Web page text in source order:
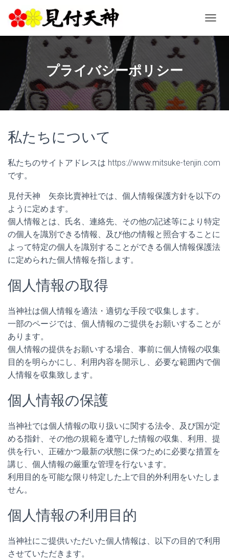
ビ
ゲ
ー
シ
ョ
ン
を
切
プライバシーポリシー
私たちについて
私たちのサイトアドレスは https://www.mitsuke-tenjin.com
です。
見付天神 矢奈比賣神社では、個人情報保護方針を以下の
ように定めます。
個人情報とは、氏名、連絡先、その他の記述等により特定
の個人を識別できる情報、及び他の情報と照合することに
よって特定の個人を識別することができる個人情報保護法
に定められた個人情報を指します。
個人情報の取得
当神社は個人情報を適法・適切な手段で収集します。
一部のページでは、個人情報のご提供をお願いすることが
あります。
個人情報の提供をお願いする場合、事前に個人情報の収集
目的を明らかにし、利用内容を開示し、必要な範囲内で個
人情報を収集致します。
個人情報の保護
当神社では個人情報の取り扱いに関する法令、及び国が定
める指針、その他の規範を遵守した情報の収集、利用、提
供を行い、正確かつ最新の状態に保つために必要な措置を
講じ、個人情報の厳重な管理を行ないます。
利用目的を可能な限り特定した上で目的外利用をいたしま
せん。
個人情報の利用目的
当神社にご提供いただいた個人情報は、以下の目的で利用
させていただきます。